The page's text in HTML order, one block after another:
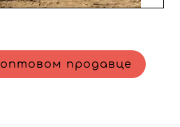
продавце